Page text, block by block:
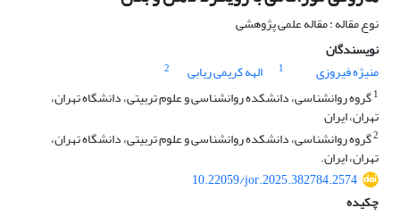
نوع مقاله : مقاله علمی پژوهشی
نویسندگان
منیژه فیروزی
1 الهه کریمی ریابی
2
1گروه روانشناسی، دانشکده روانشناسی و علوم تربیتی، دانشگاه تهران،
تهران، ایران
2گروه روانشناسی، دانشکده روانشناسی و علوم تربیتی، دانشگاه تهران،
تهران، ایران.
10.22059/jor.2025.382784.2574
چکیده